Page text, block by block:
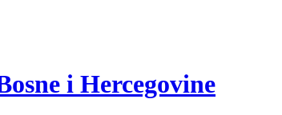
i Hercegovine